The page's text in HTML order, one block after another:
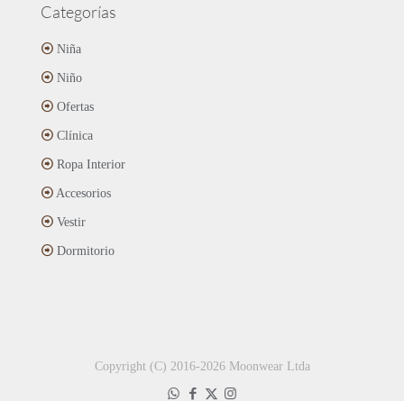
Categorías
Niña
Niño
Ofertas
Clínica
Ropa Interior
Accesorios
Vestir
Dormitorio
Copyright (C) 2016-2026 Moonwear Ltda